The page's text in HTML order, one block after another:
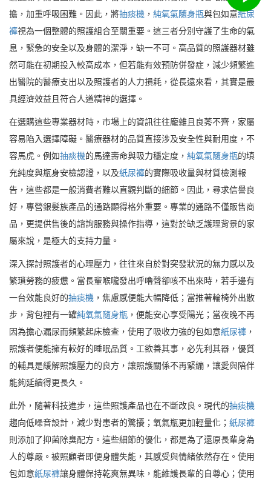
擔，加重呼吸困難。因此，將抽痰機 ， 純氧氣隨身瓶與包如意紙尿
褲視為一個整體的照護組合至關重要。這三者分別守護了生命的氣
息，緊急的安全以及身體的潔淨，缺一不可。高品質的照護器材雖
然可能在初期投入較高成本，但若能有效預防併發症，減少頻繁進
出醫院的醫療支出以及照護者的人力損耗，從長遠來看，其實是最
具經濟效益且符合人道精神的選擇。
在選購這些專業器材時，市場上的資訊往往龐雜且良莠不齊，家屬
容易陷入選擇障礙。醫療器材的品質直接涉及安全性與耐用度，不
容馬虎。例如抽痰機的馬達壽命與吸力穩定度， 純氧氣隨身瓶的填
充純度與瓶身安檢認證，以及紙尿褲的實際吸收量與材質檢測報
告，這些都是一般消費者難以直觀判斷的細節。因此，尋求信譽良
好，專營銀髮族產品的通路顯得格外重要。專業的通路不僅販售商
品，更提供售後的諮詢服務與操作指導，這對於缺乏護理背景的家
屬來說，是極大的支持力量。
深入探討照護者的心理壓力，往往來自於對突發狀況的無力感以及
繁瑣勞務的疲憊。當長輩喉嚨發出呼嚕聲卻咳不出來時，若手邊有
一台效能良好的抽痰機 ，焦慮感便能大幅降低；當推著輪椅外出散
步，背包裡有一罐純氧氣隨身瓶 ，便能安心享受陽光；當夜晚不再
因為擔心漏尿而頻繁起床檢查，使用了吸收力強的包如意紙尿褲 ，
照護者便能擁有較好的睡眠品質。工欲善其事，必先利其器，優質
的輔具是緩解照護壓力的良方，讓照護關係不再緊繃，讓愛與陪伴
能夠延續得更長久。
此外，隨著科技進步，這些照護產品也在不斷改良。現代的抽痰機
趨向低噪音設計，減少對患者的驚擾；氧氣瓶更加輕量化； 紙尿褲
則添加了抑菌除臭配方。這些細節的優化，都是為了還原長輩身為
人的尊嚴。被照顧者即便身體失能，其感受與情緒依然存在。使用
包如意紙尿褲讓身體保持乾爽無異味，能維護長輩的自尊心；使用